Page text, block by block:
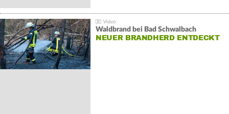
Waldbrand bei Bad Schwalbach
NEUER BRANDHERD ENTDECKT